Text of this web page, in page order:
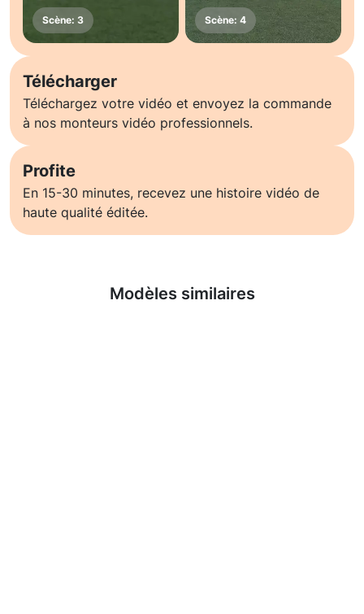
Télécharger
Téléchargez votre vidéo et envoyez la commande
à nos monteurs vidéo professionnels.
Profite
En 15-30 minutes, recevez une histoire vidéo de
haute qualité éditée.
Modèles similaires
En savoir plus